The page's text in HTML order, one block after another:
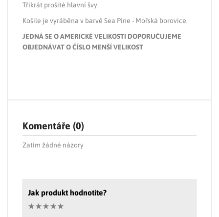
Třikrát prošité hlavní švy
Košile je vyráběna v barvě Sea Pine - Mořská borovice.
JEDNÁ SE O AMERICKÉ VELIKOSTI DOPORUČUJEME
OBJEDNÁVAT O ČÍSLO MENŠÍ VELIKOST
Komentáře (0)
Zatím žádné názory
Jak produkt hodnotíte?